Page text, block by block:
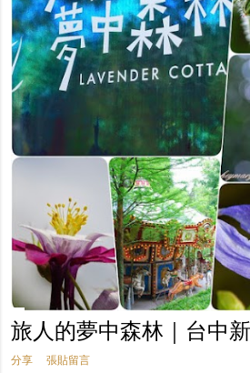
旅人的夢中森林｜台中
分享 張貼留言